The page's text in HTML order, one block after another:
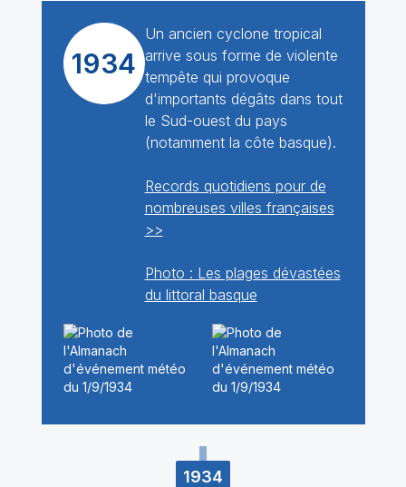
1934
Un ancien cyclone tropical
arrive sous forme de violente
tempête qui provoque
d'importants dégâts dans tout
le Sud-ouest du pays
(notamment la côte basque).
Records quotidiens pour de
nombreuses villes françaises
>>
Photo : Les plages dévastées
du littoral basque
1934